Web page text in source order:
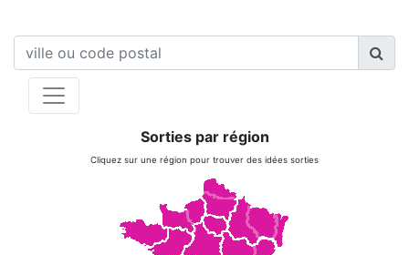
Sorties par région
Cliquez sur une région pour trouver des idées sorties